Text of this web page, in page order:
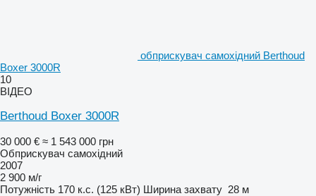
обприскувач самохідний Berthoud
Boxer 3000R
10
ВІДЕО
Berthoud Boxer 3000R
30 000 € ≈ 1 543 000 грн
Обприскувач самохідний
2007
2 900 м/г
Потужність 170 к.с. (125 кВт) Ширина захвату 28 м